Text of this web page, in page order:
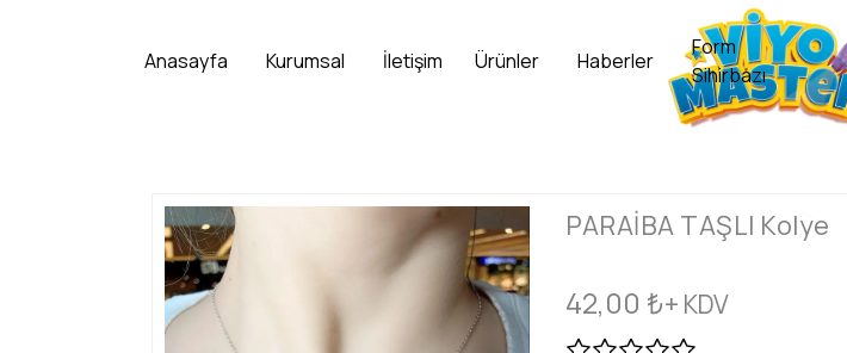
PARAİBA TAŞLI Kolye
42,00 ₺+ KDV
Anasayfa Kurumsal İletişim Ürünler Haberler
Form
Sihirbazı